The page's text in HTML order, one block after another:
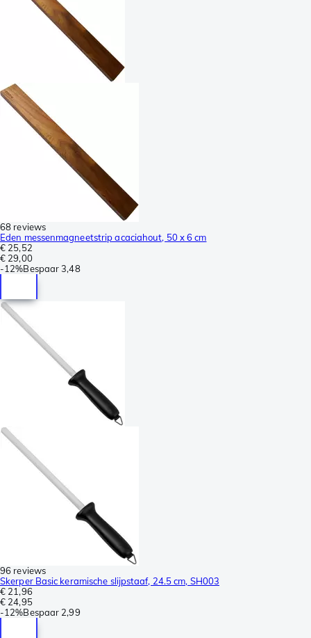
68 reviews
Eden messenmagneetstrip acaciahout, 50 x 6 cm
€ 25,52
€ 29,00
-12%Bespaar 3,48
96 reviews
Skerper Basic keramische slijpstaaf, 24.5 cm, SH003
€ 21,96
€ 24,95
-12%Bespaar 2,99